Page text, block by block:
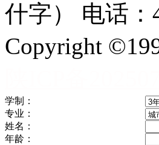
什字） 电话：
Copyright
学制：
专业：
姓名：
年龄：